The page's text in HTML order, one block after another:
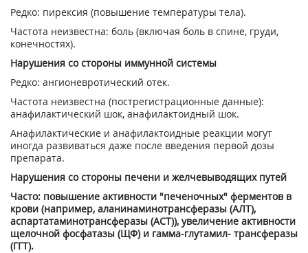
Редко: пирексия (повышение температуры тела).
Частота неизвестна: боль (включая боль в спине, груди,
конечностях).
Нарушения со стороны иммунной системы
Редко: ангионевротический отек.
Частота неизвестна (пострегистрационные данные):
анафилактический шок, анафилактоидный шок.
Анафилактические и анафилактоидные реакции могут
иногда развиваться даже после введения первой дозы
препарата.
Нарушения со стороны печени и желчевыводящих путей
Часто: повышение активности "печеночных" ферментов в
крови (например, аланинаминотрансферазы (АЛТ),
аспартатаминотрансферазы (ACT)), увеличение активности
щелочной фосфатазы (ЩФ) и гамма-глутамил- трансферазы
(ГГТ).